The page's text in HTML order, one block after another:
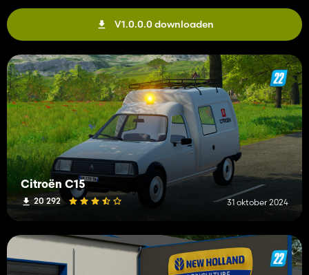
V1.0.0.0 downloaden
Citroën C15
20 292 31 oktober 2024